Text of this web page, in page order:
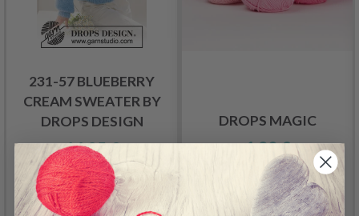
231-57 BLUEBERRY
CREAM SWEATER BY
DROPS DESIGN
16.95 €
DROPS MAGIC
1.20 €